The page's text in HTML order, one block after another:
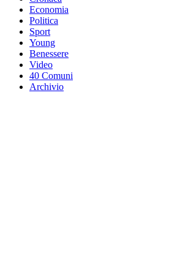
Economia
Politica
Sport
Young
Benessere
Video
40 Comuni
Archivio